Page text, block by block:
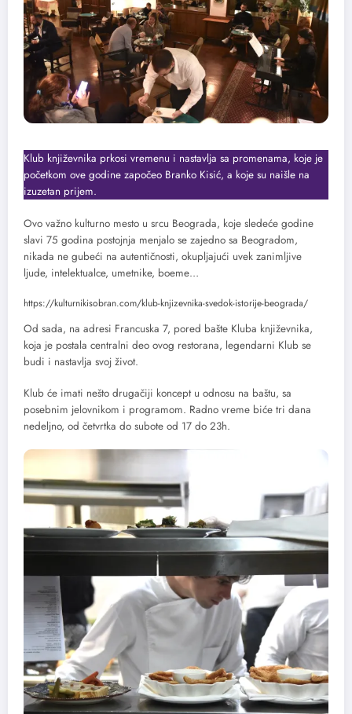
Klub književnika prkosi vremenu i nastavlja sa promenama, koje je
početkom ove godine započeo Branko Kisić, a koje su naišle na
izuzetan prijem.
Ovo važno kulturno mesto u srcu Beograda, koje sledeće godine
slavi 75 godina postojnja menjalo se zajedno sa Beogradom,
nikada ne gubeći na autentičnosti, okupljajući uvek zanimljive
ljude, intelektualce, umetnike, boeme…
https://kulturnikisobran.com/klub-knjizevnika-svedok-istorije-beograda/
Od sada, na adresi Francuska 7, pored bašte Kluba književnika,
koja je postala centralni deo ovog restorana, legendarni Klub se
budi i nastavlja svoj život.
Klub će imati nešto drugačiji koncept u odnosu na baštu, sa
posebnim jelovnikom i programom. Radno vreme biće tri dana
nedeljno, od četvrtka do subote od 17 do 23h.